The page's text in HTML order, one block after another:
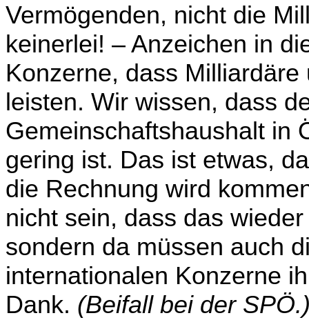
Vermögenden, nicht die
keinerlei! – Anzeichen in
Konzerne, dass
leisten. Wir wissen, dass
Gemeinschaftshaushalt in
gering ist. Das ist etwas,
die Rechnung wird
nicht sein, dass das
sondern da müssen auch
internationalen Konzerne
Dank. (Beifall bei der